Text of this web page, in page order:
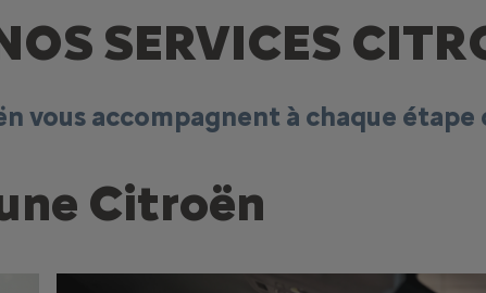
SERVICES
vous accompagnent à chaque
Citroën